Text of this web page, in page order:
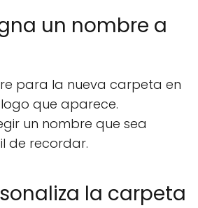
un nombre a
para la nueva carpeta en
que aparece.
un nombre que sea
de recordar.
la carpeta